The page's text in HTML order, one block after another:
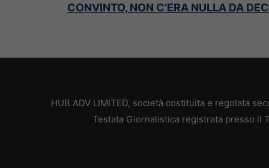
CONVINTO, NON C’ERA NULLA DA
HUB ADV LIMITED, società costituita e regolata
Testata Giornalistica registrata presso il